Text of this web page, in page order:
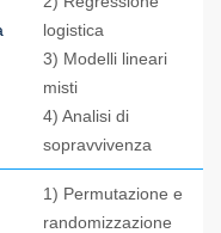
logistica
3) Modelli lineari
misti
4) Analisi di
sopravvivenza
1) Permutazione e
randomizzazione